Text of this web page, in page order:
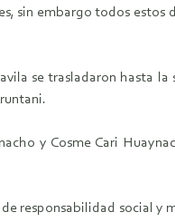
sin embargo todos
se trasladaron hasta
y Cosme Cari
responsabilidad social